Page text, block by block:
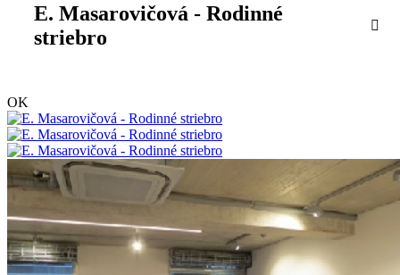
E. Masarovičová - Rodinné
striebro
OK